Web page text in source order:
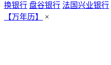
换银行 盘谷银行 法国兴业银行
【万年历】
×